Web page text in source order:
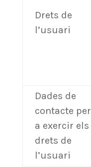
Drets de
l’usuari
Dades de
contacte per
a exercir els
drets de
l’usuari